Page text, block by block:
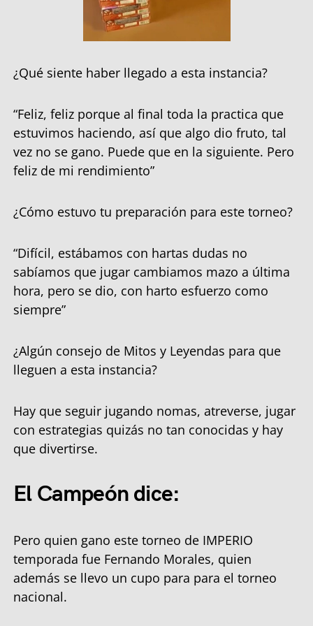
¿Qué siente haber llegado a esta instancia?
“Feliz, feliz porque al final toda la practica que
estuvimos haciendo, así que algo dio fruto, tal
vez no se gano. Puede que en la siguiente. Pero
feliz de mi rendimiento”
¿Cómo estuvo tu preparación para este torneo?
“Difícil, estábamos con hartas dudas no
sabíamos que jugar cambiamos mazo a última
hora, pero se dio, con harto esfuerzo como
siempre”
¿Algún consejo de Mitos y Leyendas para que
lleguen a esta instancia?
Hay que seguir jugando nomas, atreverse, jugar
con estrategias quizás no tan conocidas y hay
que divertirse.
El Campeón dice:
Pero quien gano este torneo de IMPERIO
temporada fue Fernando Morales, quien
además se llevo un cupo para para el torneo
nacional.